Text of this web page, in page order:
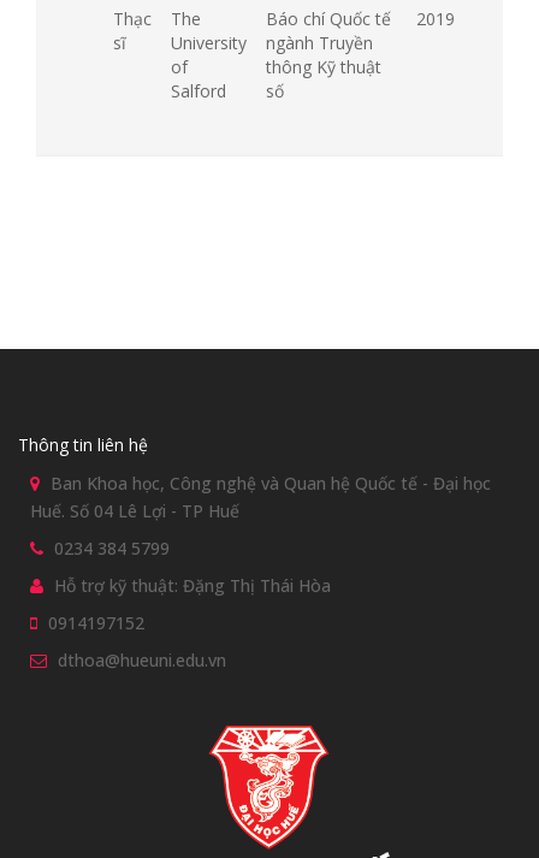
Thạc
sĩ
The
University
of
Salford
Báo chí Quốc tế
ngành Truyền
thông Kỹ thuật
số
2019
Thông tin liên hệ
Ban Khoa học, Công nghệ và Quan hệ Quốc tế - Đại học
Huế. Số 04 Lê Lợi - TP Huế
0234 384 5799
Hỗ trợ kỹ thuật: Đặng Thị Thái Hòa
0914197152
dthoa@hueuni.edu.vn